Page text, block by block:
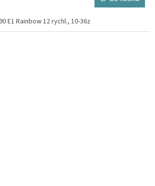
E1 Rainbow 12 rychl., 10-36z